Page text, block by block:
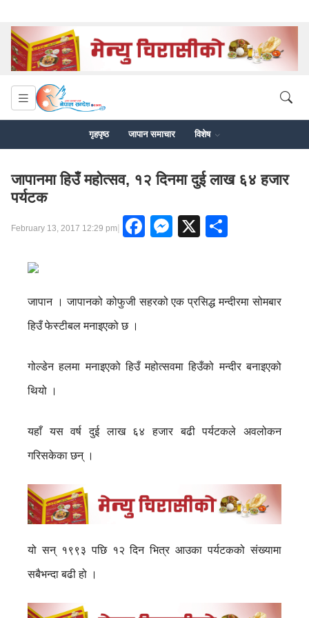
गृहपृष्ठ जापान समाचार विशेष
जापानमा हिउँ महोत्सव, १२ दिनमा दुई लाख ६४ हजार
पर्यटक
February 13, 2017 12:29 pm| Facebook
Messenger
X
जापान । जापानको कोफुजी सहरको एक प्रसिद्ध मन्दीरमा सोमबार
हिउँ फेस्टीबल मनाइएको छ ।
गोल्डेन हलमा मनाइएको हिउँ महोत्सवमा हिउँको मन्दीर बनाइएको
थियो ।
यहाँ यस वर्ष दुई लाख ६४ हजार बढी पर्यटकले अवलोकन
गरिसकेका छन् ।
यो सन् १९९३ पछि १२ दिन भित्र आउका पर्यटकको संख्यामा
सबैभन्दा बढी हो ।